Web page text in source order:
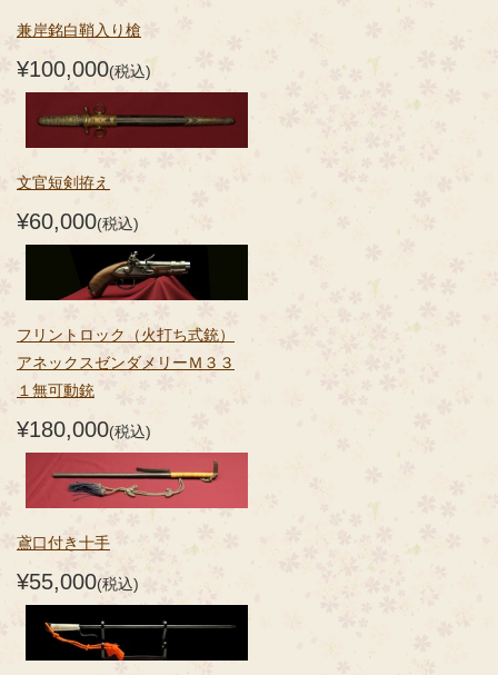
兼岸銘白鞘入り槍
¥100,000(税込)
文官短剣拵え
¥60,000(税込)
フリントロック（火打ち式銃）
アネックスゼンダメリーＭ３３
１無可動銃
¥180,000(税込)
鳶口付き十手
¥55,000(税込)